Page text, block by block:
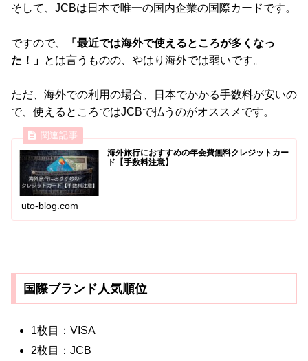
そして、JCBは日本で唯一の国内企業の国際カードです。
ですので、
「最近では海外で使えるところが多くなっ
た！」 とは言うものの、やはり海外では弱いです。
ただ、海外での利用の場合、日本でかかる手数料が安いの
で、使えるところではJCBで払うのがオススメです。
海外旅行におすすめの年会費無料クレジットカー
ド【手数料注意】
uto-blog.com
国際ブランド人気順位
1枚目：VISA
2枚目：JCB